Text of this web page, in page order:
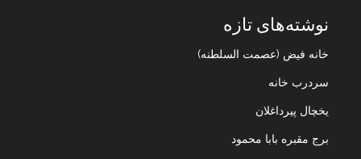
نوشته‌های تازه
خانه فیض (عصمت السلطنه)
سردرب خانه
یخچال پیرداغلان
برج مقبره بابا محمود